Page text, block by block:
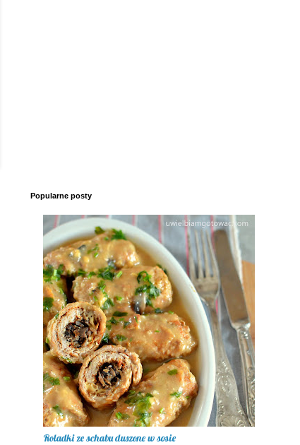
Popularne posty
Roladki ze schabu duszone w sosie